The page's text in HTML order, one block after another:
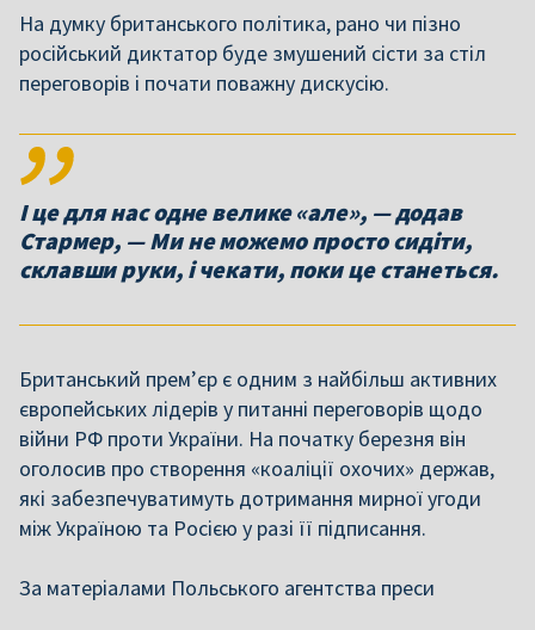
На думку британського політика, рано чи пізно
російський диктатор буде змушений сісти за стіл
переговорів і почати поважну дискусію.
І це для нас одне велике «але», — додав
Стармер, — Ми не можемо просто сидіти,
склавши руки, і чекати, поки це станеться.
Британський прем’єр є одним з найбільш активних
європейських лідерів у питанні переговорів щодо
війни РФ проти України. На початку березня він
оголосив про створення «коаліції охочих» держав,
які забезпечуватимуть дотримання мирної угоди
між Україною та Росією у разі її підписання.
За матеріалами Польського агентства преси